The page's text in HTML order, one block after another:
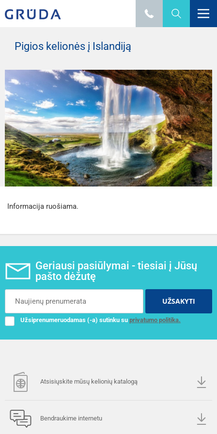
Pigios kelionės į Islandiją
Informacija ruošiama.
Geriausi pasiūlymai - tiesiai į Jūsų
pašto dėžutę
UŽSAKYTI
Užsiprenumeruodamas (-a) sutinku su privatumo politika.
Atsisiųskite mūsų kelionių katalogą
Bendraukime internetu